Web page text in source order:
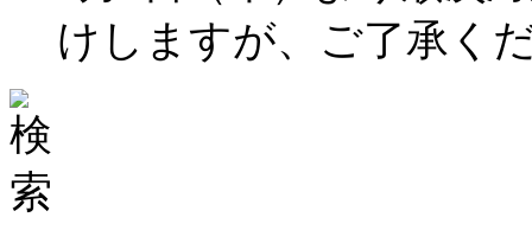
けしますが、ご了承く